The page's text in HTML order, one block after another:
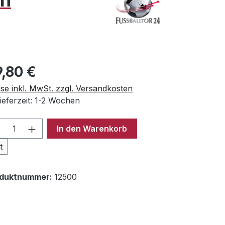
Preis:
€
inkl. MwSt. zzgl. Versandkosten
1-2 Wochen
Anzahl: Gib den gewünschten
In den Warenkorb
12500